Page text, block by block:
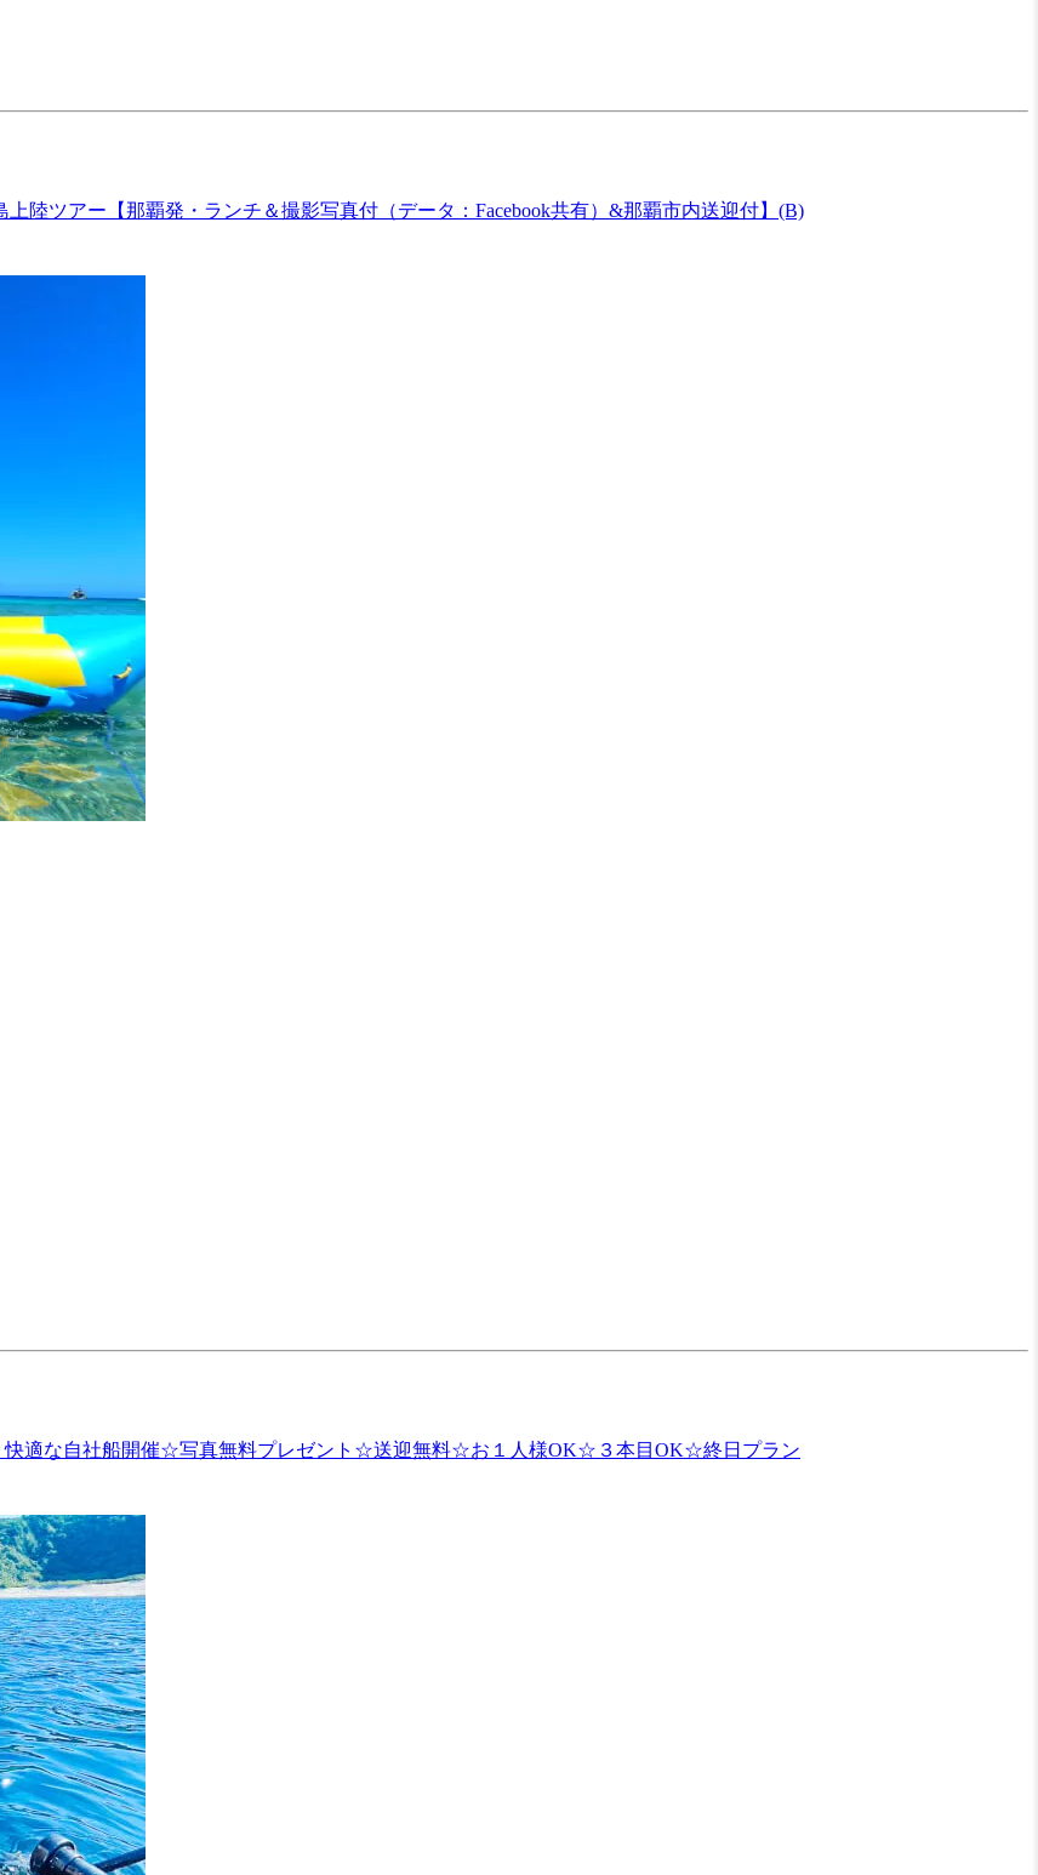
陸ツアー【那覇発・ランチ＆撮影写真付（データ：Facebook共有）&那覇市内送迎付】(B)
快適な自社船開催☆写真無料プレゼント☆送迎無料☆お１人様OK☆３本目OK☆終日プラン